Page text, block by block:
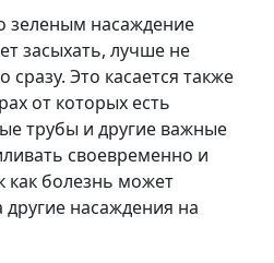
зеленым насаждение
засыхать, лучше не
сразу. Это касается также
от которых есть
трубы и другие важные
своевременно и
как болезнь может
насаждения на